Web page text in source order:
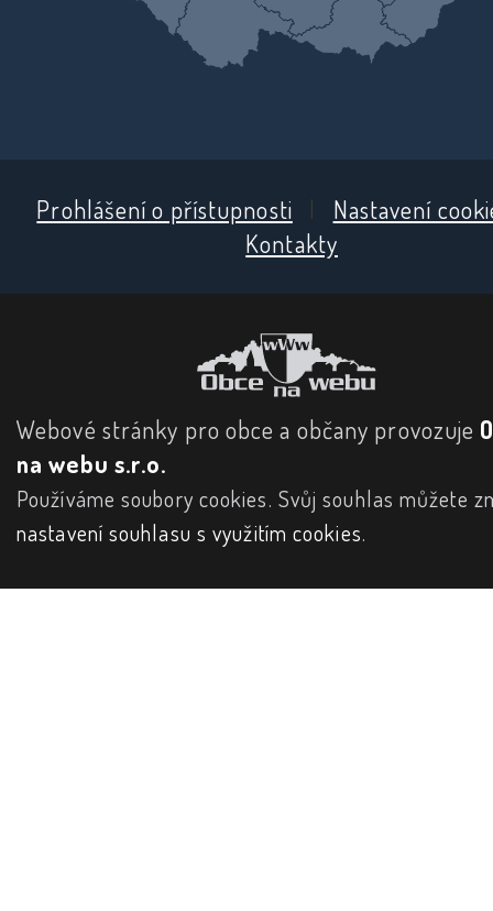
Prohlášení o přístupnosti | Nastavení
Kontakty
Webové stránky pro obce a občany provozuje
na webu s.r.o.
Používáme soubory cookies. Svůj souhlas můžete
nastavení souhlasu s využitím cookies.